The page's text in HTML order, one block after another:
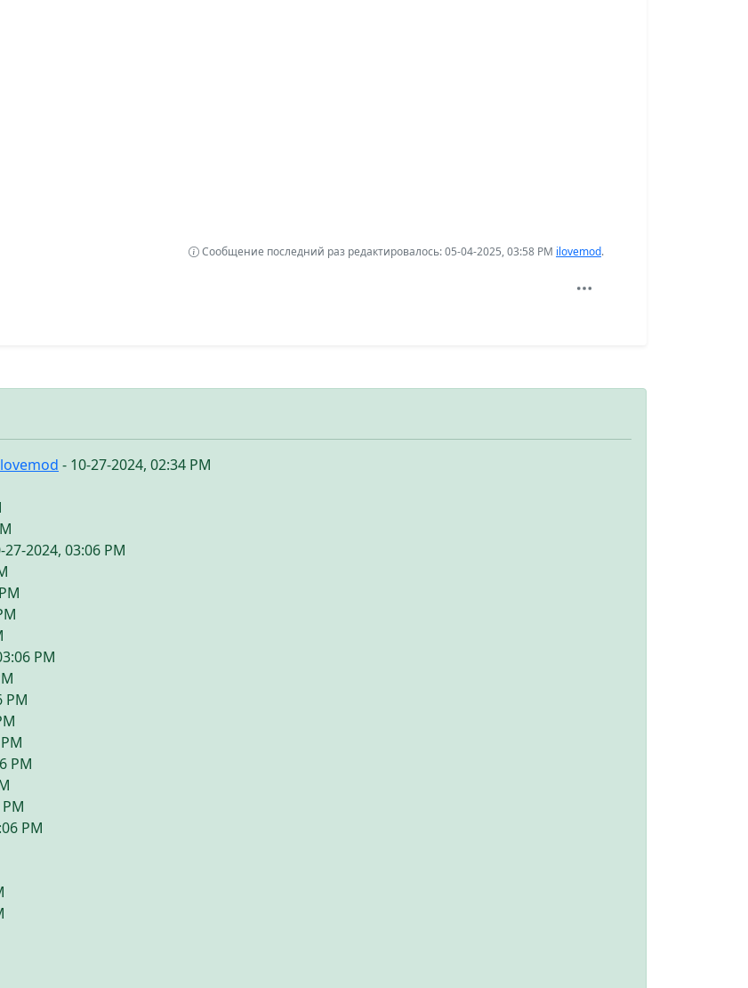
Сообщение последний раз редактировалось: 05-04-2025, 03:58 PM ilovemod.
- 10-27-2024, 02:34 PM
27-2024, 03:06 PM
PM
PM
PM
PM